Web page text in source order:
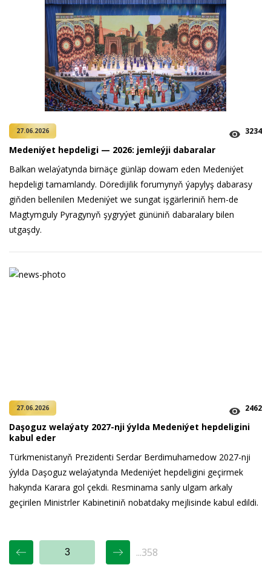
27.06.2026 3234
Medeniýet hepdeligi — 2026: jemleýji dabaralar
Balkan welaýatynda birnäçe günläp dowam eden Medeniýet
hepdeligi tamamlandy. Döredijilik forumynyň ýapylyş dabarasy
giňden bellenilen Medeniýet we sungat işgärleriniň hem-de
Magtymguly Pyragynyň şygryýet gününiň dabaralary bilen
utgaşdy.
27.06.2026 2462
Daşoguz welaýaty 2027-nji ýylda Medeniýet hepdeligini
kabul eder
Türkmenistanyň Prezidenti Serdar Berdimuhamedow 2027-nji
ýylda Daşoguz welaýatynda Medeniýet hepdeligini geçirmek
hakynda Karara gol çekdi. Resminama sanly ulgam arkaly
geçirilen Ministrler Kabinetiniň nobatdaky mejlisinde kabul edildi.
...358